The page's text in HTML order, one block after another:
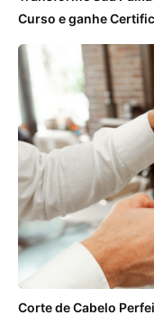
Curso e ganhe
Corte de Cabelo